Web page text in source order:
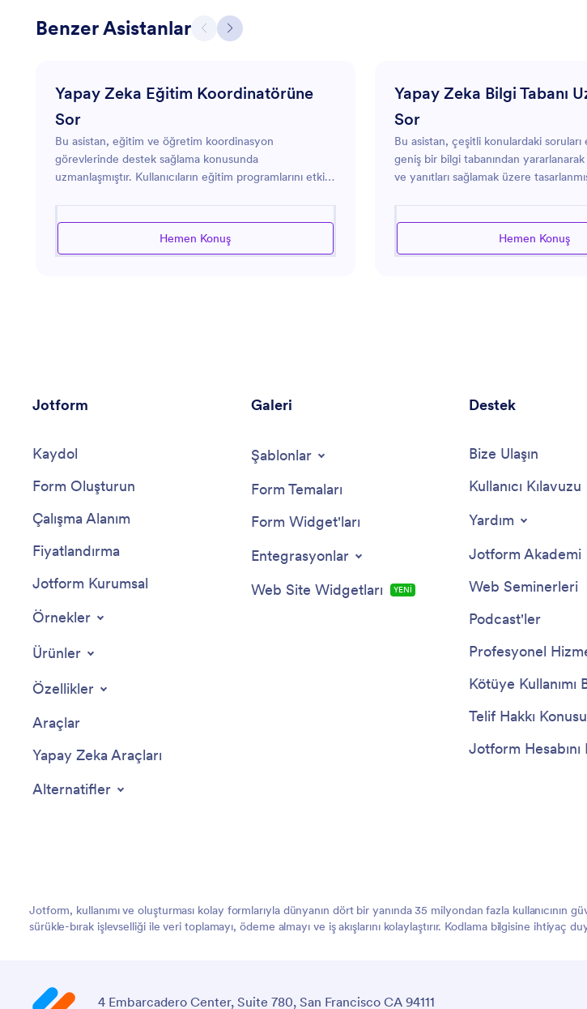
Benzer Asistanlar
Yapay Zeka Eğitim Koordinatörüne
Sor
Bu asistan, eğitim ve öğretim koordinasyon
görevlerinde destek sağlama konusunda
uzmanlaşmıştır. Kullanıcıların eğitim programlarını etkili
müfredat geliştirme ve katılımcı iletişimleri konusunda
destek sağlayabilir. Asistan, iş akışı verimliliğini artırmak
Hemen Konuş
Yapay Zeka Bilgi Tabanı
Sor
Bu asistan, çeşitli konulardaki soruları
geniş bir bilgi tabanından
ve yanıtları sağlamak üzere
sunar. Karmaşık konular arasında
belirli veri odaklı tavsiyeler arıyor
Hemen Konuş
Jotform
Kaydol
Form Oluşturun
Çalışma Alanım
Fiyatlandırma
Jotform Kurumsal
Örnekler
Ürünler
Özellikler
Araçlar
Yapay Zeka Araçları
Alternatifler
Galeri
Şablonlar
Form Temaları
Form Widget'ları
Entegrasyonlar
Web Site Widgetları
YENİ
Destek
Bize Ulaşın
Kullanıcı Kılavuzu
Yardım
Jotform Akademi
Web Seminerleri
Podcast'ler
Profesyonel
Kötüye Kullanımı
Telif Hakkı
Jotform
Jotform, kullanımı ve oluşturması kolay formlarıyla dünyanın dört bir yanında 35 milyondan fazla
sürükle-bırak işlevselliği ile veri toplamayı, ödeme almayı ve iş akışlarını kolaylaştırır. Kodlama bilgisine
4 Embarcadero Center, Suite 780, San Francisco CA 94111